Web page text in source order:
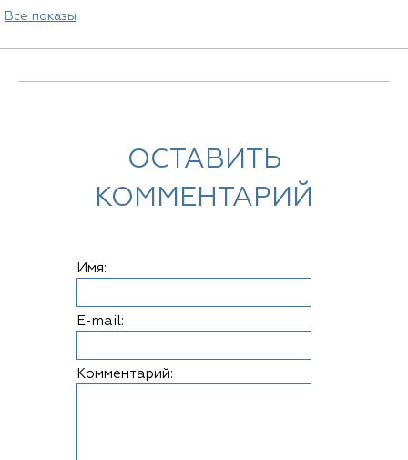
Все показы
ОСТАВИТЬ
КОММЕНТАРИЙ
Имя:
E-mail:
Комментарий: